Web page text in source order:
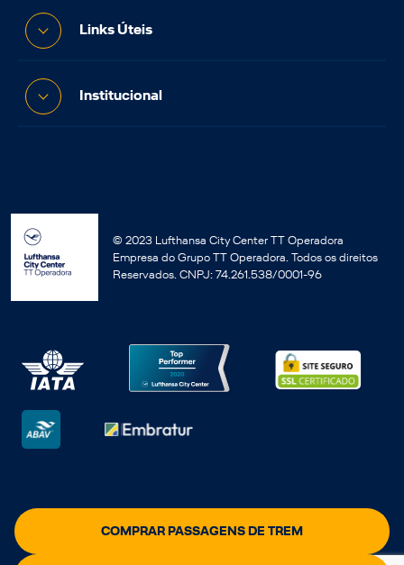
Links Úteis
Institucional
© 2023 Lufthansa City Center TT Operadora
Empresa do Grupo TT Operadora. Todos os direitos
Reservados. CNPJ: 74.261.538/0001-96
COMPRAR PASSAGENS DE TREM